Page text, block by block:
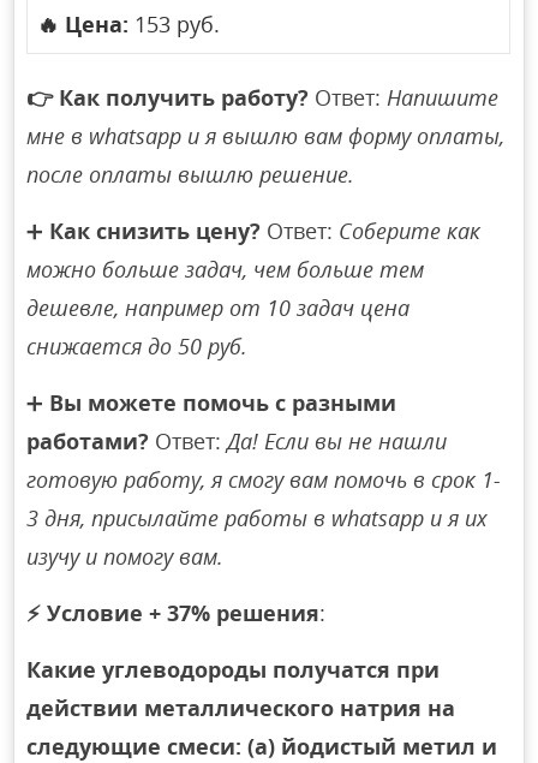
🔥 Цена: 153 руб.
👉 Как получить работу? Ответ:Напишите
мне в whatsapp и я вышлю вам форму оплаты,
после оплаты вышлю решение.
➕ Как снизить цену? Ответ: Соберите как
можно больше задач, чем больше тем
дешевле, например от 10 задач цена
снижается до 50 руб.
➕ Вы можете помочь с разными
работами? Ответ:Да! Если вы не нашли
готовую работу, я смогу вам помочь в срок 1-
3 дня, присылайте работы в whatsapp и я их
изучу и помогу вам.
⚡ Условие + 37% решения:
Какие углеводороды получатся при
действии металлического натрия на
следующие смеси: (а) йодистый метил и